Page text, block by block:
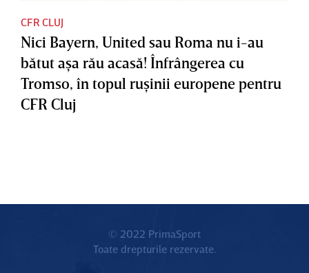
CFR CLUJ
Nici Bayern, United sau Roma nu i-au
bătut aşa rău acasă! Înfrângerea cu
Tromso, în topul ruşinii europene pentru
CFR Cluj
© 2022 PrimaSport
Toate drepturile rezervate.